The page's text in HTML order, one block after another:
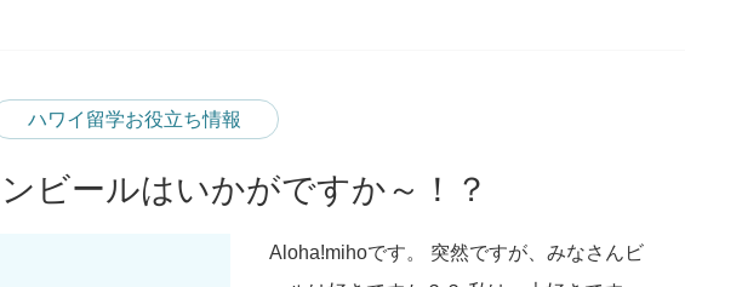
ハワイ留学お役立ち情報
ビールはいかがですか～！？
Aloha!mihoです。 突然ですが、みなさんビ